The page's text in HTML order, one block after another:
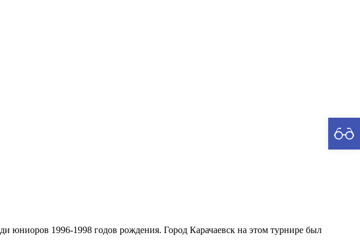
юниоров 1996-1998 годов рождения. Город Карачаевск на этом турнире был